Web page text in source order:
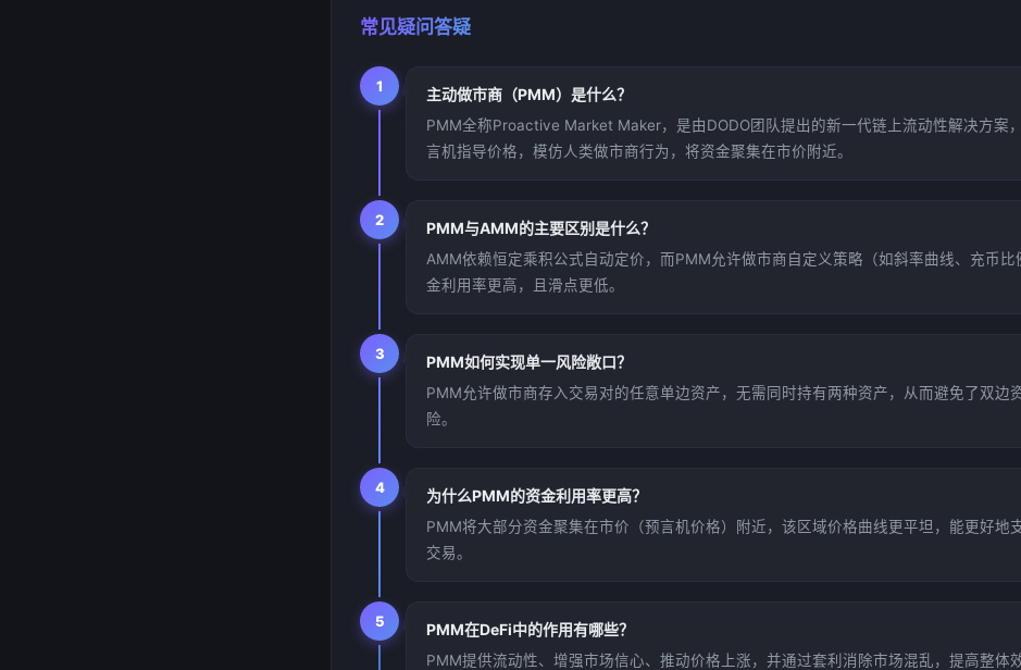
常见疑问答疑
1 主动做市商（PMM）是什么？
PMM全称Proactive Market Maker，是由DODO团队提出的新一代链上流动性解决方案
言机指导价格，模仿人类做市商行为，将资金聚集在市价附近。
2 PMM与AMM的主要区别是什么？
AMM依赖恒定乘积公式自动定价，而PMM允许做市商自定义策略（如斜率曲线、充币比
金利用率更高，且滑点更低。
3 PMM如何实现单一风险敞口？
PMM允许做市商存入交易对的任意单边资产，无需同时持有两种资产，从而避免了双边
险。
4 为什么PMM的资金利用率更高？
PMM将大部分资金聚集在市价（预言机价格）附近，该区域价格曲线更平坦，能更好地
交易。
5 PMM在DeFi中的作用有哪些？
PMM提供流动性、增强市场信心、推动价格上涨，并通过套利消除市场混乱，提高整体效